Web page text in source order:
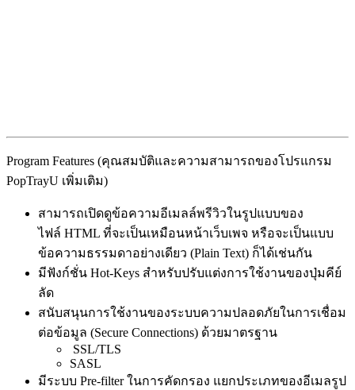
Program Features (คุณสมบัติและความสามารถของโปรแกรม
PopTrayU เพิ่มเติม)
สามารถเปิดดูข้อความอีเมลล์พรีวิวในรูปแบบของ
ไฟล์ HTML ที่จะเป็นเหมือนหน้าเว็บเพจ หรือจะเป็นแบบ
ข้อความธรรมดาอย่างเดียว (Plain Text) ก็ได้เช่นกัน
มีฟังก์ชั่น Hot-Keys สำหรับปรับแต่งการใช้งานของปุ่มคีย์
ลัด
สนับสนุนการใช้งานของระบบความปลอดภัยในการเชื่อม
ต่อข้อมูล (Secure Connections) ด้วยมาตรฐาน
SSL/TLS
SASL
มีระบบ Pre-filter ในการคัดกรอง แยกประเภทของอีเมลรูป